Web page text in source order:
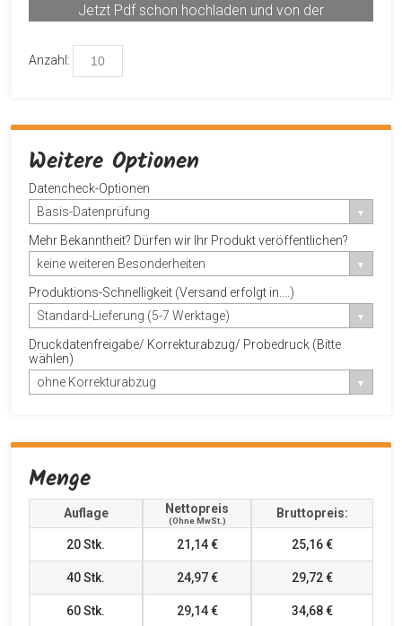
Jetzt Pdf schon hochladen und von der
Anzahl:
Weitere Optionen
Datencheck-Optionen
Basis-Datenprüfung
Mehr Bekanntheit? Dürfen wir Ihr Produkt veröffentlichen?
keine weiteren Besonderheiten
Produktions-Schnelligkeit (Versand erfolgt in....)
Standard-Lieferung (5-7 Werktage)
Druckdatenfreigabe/ Korrekturabzug/ Probedruck (Bitte
wählen)
ohne Korrekturabzug
Menge
Auflage Nettopreis
(ohne MwSt.)
Bruttopreis:
20Stk. 21,14 € 25,16 €
40Stk. 24,97 € 29,72 €
60Stk. 29,14 € 34,68 €